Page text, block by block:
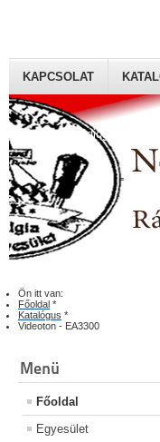
Rádiógyűjtők
KAPCSOLAT
Ön itt van:
Főoldal *
Katalógus *
Videoton - EA3300
Menü
Főoldal
Egyesület